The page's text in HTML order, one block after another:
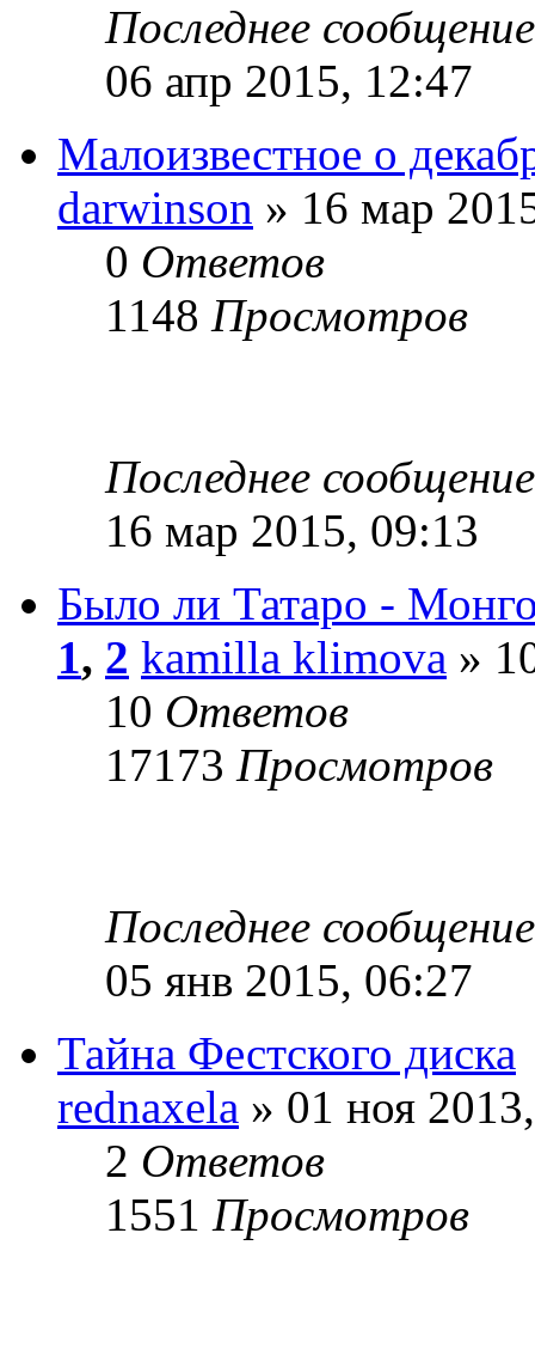
Последнее
06 апр 2015, 12:47
Малоизвестное о
darwinson » 16 мар
0 Ответов
1148 Просмотров
Последнее
16 мар 2015, 09:13
Было ли Татаро -
1, 2 kamilla klimova »
10 Ответов
17173 Просмотров
Последнее
05 янв 2015, 06:27
Тайна Фестского диска
rednaxela » 01 ноя
2 Ответов
1551 Просмотров